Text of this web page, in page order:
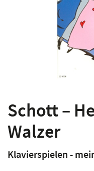
Schott –
Walzer
Klavierspielen -